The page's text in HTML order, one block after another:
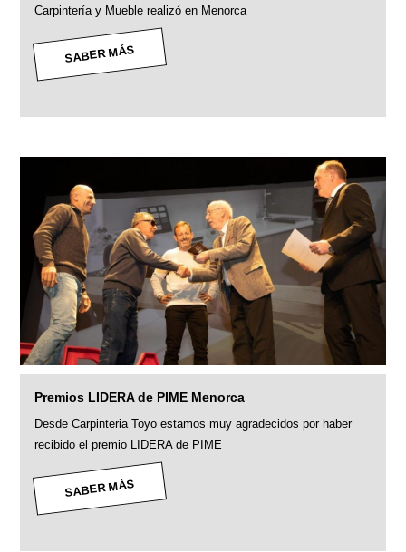
Carpintería y Mueble realizó en Menorca
SABER MÁS
Premios LIDERA de PIME Menorca
Desde Carpinteria Toyo estamos muy agradecidos por haber
recibido el premio LIDERA de PIME
SABER MÁS